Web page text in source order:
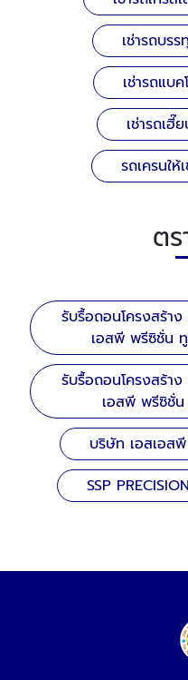
เช่ารถบร
เช่ารถแบ
เช่ารถเฮี๊
รถเครนให้
ต
รับรื้อถอนโครงสร้า
เอสพี พรีซิชั่น
รับรื้อถอนโครงสร้า
เอสพี พรีซิชั่
บริษัท เอสเอส
SSP